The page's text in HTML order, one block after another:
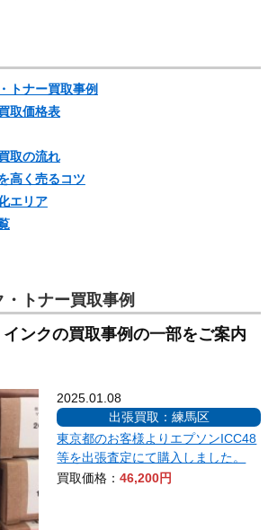
トナー買取事例
取価格表
取の流れ
高く売るコツ
エリア
トナー買取事例
ンクの買取事例の一部をご案内
2025.01.08
出張買取：練馬区
東京都のお客様よりエプソンICC48
等を出張査定にて購入しました。
買取価格：46,200円